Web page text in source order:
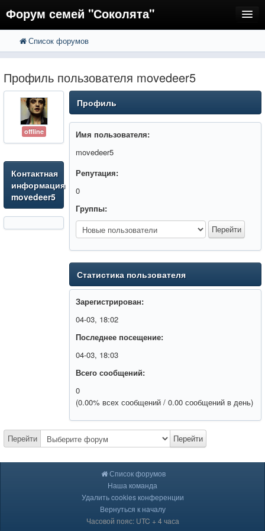
Форум семей "Соколята"
FAQ
Регистрация
Вход
Список форумов
Профиль пользователя movedeer5
offline
Контактная
информация
movedeer5
Профиль
Имя пользователя:
movedeer5
Репутация:
0
Группы:
Статистика пользователя
Зарегистрирован:
04-03, 18:02
Последнее посещение:
04-03, 18:03
Всего сообщений:
0
(0.00% всех сообщений / 0.00 сообщений в день)
Перейти Перейти
Список форумов
Наша команда
Удалить cookies конференции
Вернуться к началу
Часовой пояс: UTC + 4 часа